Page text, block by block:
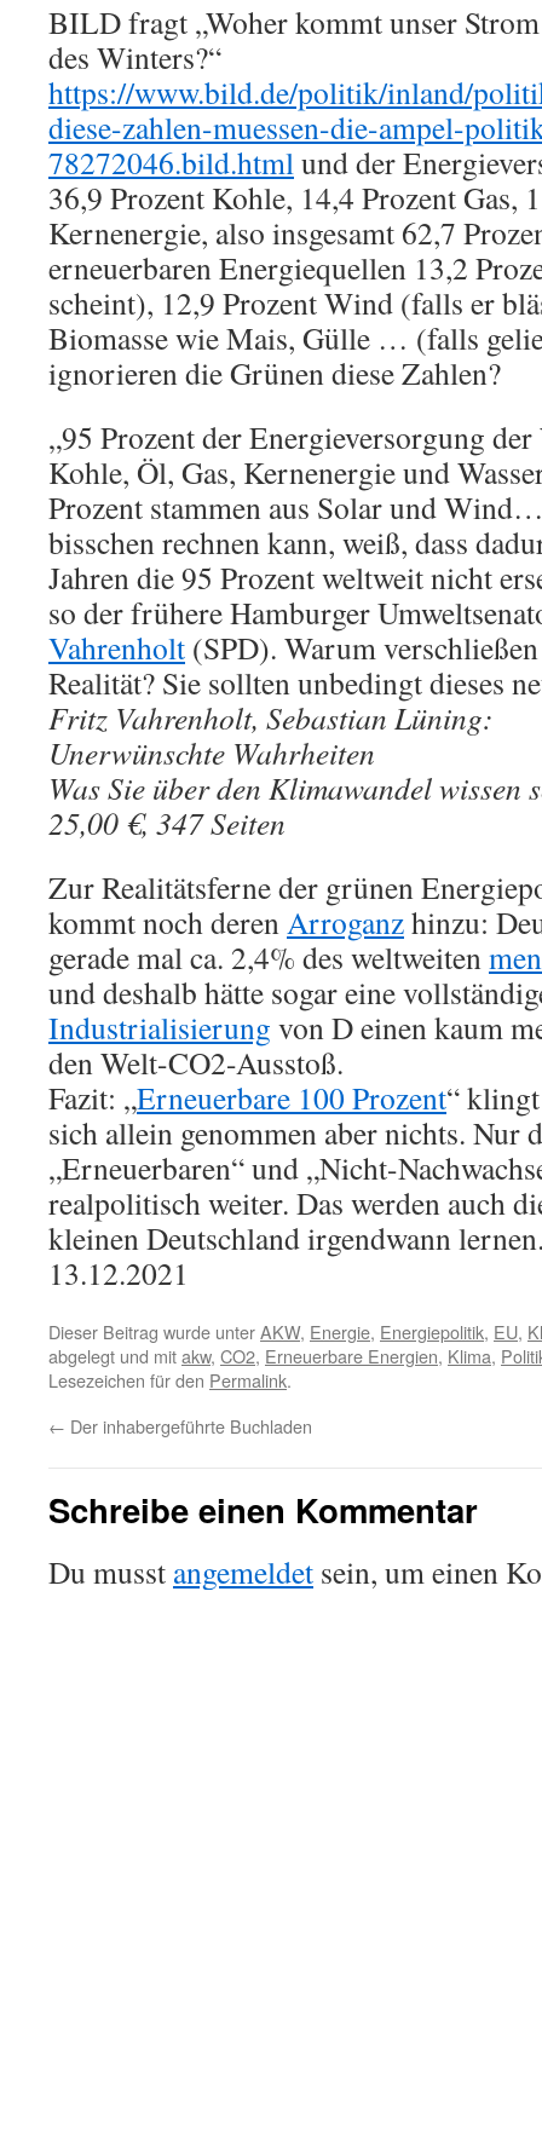
BILD fragt „Woher kommt unser
des Winters?“
https://www.bild.de/politik/inland/
diese-zahlen-muessen-die-ampel-
78272046.bild.htmlund der
36,9 Prozent Kohle, 14,4 Prozent Gas,
Kernenergie, also insgesamt 62,7
erneuerbaren Energiequellen 13,2
scheint), 12,9 Prozent Wind (falls er
Biomasse wie Mais, Gülle … (falls
ignorieren die Grünen diese Zahlen?
„95 Prozent der Energieversorgung
Kohle, Öl, Gas, Kernenergie und
Prozent stammen aus Solar und
bisschen rechnen kann, weiß, dass
Jahren die 95 Prozent weltweit nicht
so der frühere Hamburger
Vahrenholt (SPD). Warum
Realität? Sie sollten unbedingt dieses
Fritz Vahrenholt, Sebastian Lüning:
Unerwünschte Wahrheiten
Was Sie über den Klimawandel wissen
25,00 €, 347 Seiten
Zur Realitätsferne der grünen
kommt noch derenArroganzhinzu:
gerade mal ca. 2,4% des weltweiten
und deshalb hätte sogar eine
Industrialisierung von D einen kaum
den Welt-CO2-Ausstoß.
Fazit: „Erneuerbare 100 Prozent“
sich allein genommen aber nichts. Nur
„Erneuerbaren“ und „Nicht-
realpolitisch weiter. Das werden auch
kleinen Deutschland irgendwann
13.12.2021
Dieser Beitrag wurde unterAKW, Energie, Energiepolitik, EU,
abgelegt und mitakw, CO2, Erneuerbare Energien, Klima,
Lesezeichen für den Permalink.
← Der inhabergeführte Buchladen
Schreibe einen Kommentar
Du musst angemeldet sein, um einen